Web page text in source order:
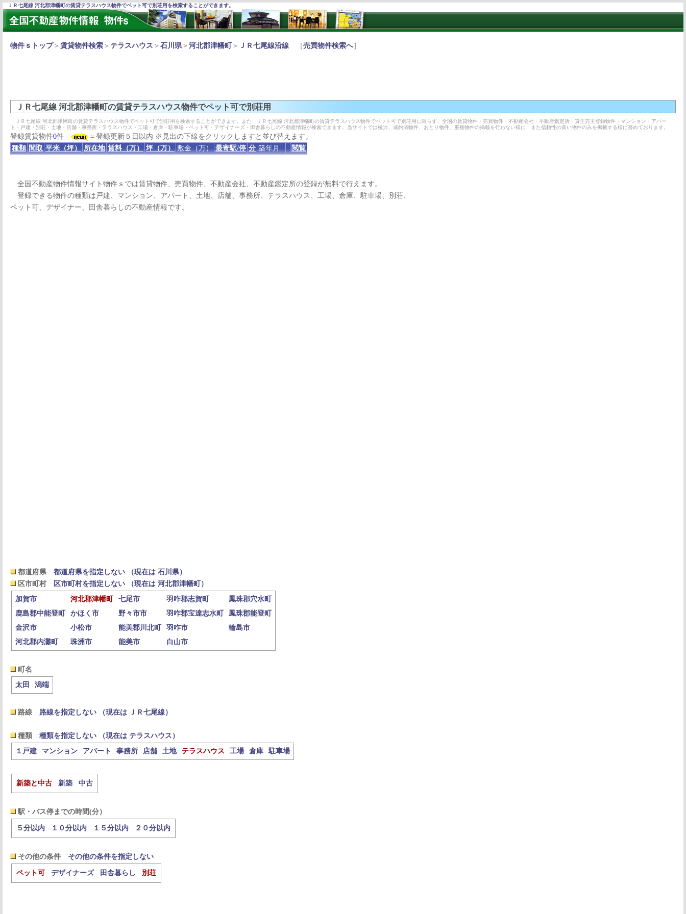
ＪＲ七尾線 河北郡津幡町の賃貸テラスハウス物件でペット可で別荘用を検索することができます。
物件ｓトップ＞ 賃貸物件検索 ＞ テラスハウス ＞ 石川県＞ 河北郡津幡町 ＞ ＪＲ七尾線沿線 ［売買物件検索へ］
ＪＲ七尾線 河北郡津幡町の賃貸テラスハウス物件でペット可で別荘用
ＪＲ七尾線 河北郡津幡町の賃貸テラスハウス物件でペット可で別荘用を検索することができます。また、ＪＲ七尾線 河北郡津幡町の賃貸テラスハウス物件でペット可で別荘用に限らず、全国の賃貸物件・売買物件・不動産会社・不動産鑑定所・貸主売主登録物件・マンション・アパー
ト・戸建・別荘・土地・店舗・事務所・テラスハウス・工場・倉庫・駐車場・ペット可・デザイナーズ・田舎暮らしの不動産情報が検索できます。当サイトでは極力、成約済物件、おとり物件、重複物件の掲載を行わない様に、また信頼性の高い物件のみを掲載する様に努めております。
登録賃貸物件0件
＝登録更新５日以内 ※見出の下線をクリックしますと並び替えます。
種類 間取 平米（坪） 所在地 賃料（万） 坪（万） 敷金（万） 最寄駅/停 分 築年月 閲覧
全国不動産物件情報サイト物件ｓでは賃貸物件、売買物件、不動産会社、不動産鑑定所の登録が無料で行えます。
登録できる物件の種類は戸建、マンション、アパート、土地、店舗、事務所、テラスハウス、工場、倉庫、駐車場、別荘、
ペット可、デザイナー、田舎暮らしの不動産情報です。
都道府県
都道府県を指定しない （現在は 石川県）
区市町村
区市町村を指定しない （現在は 河北郡津幡町）
加賀市
河北郡津幡町 七尾市 羽咋郡志賀町
鳳珠郡穴水町
鹿島郡中能登町
かほく市 野々市市 羽咋郡宝達志水町
鳳珠郡能登町
金沢市
小松市 能美郡川北町 羽咋市
輪島市
河北郡内灘町
珠洲市 能美市 白山市
町名
太田
潟端
路線 路線を指定しない （現在は ＪＲ七尾線）
種類
種類を指定しない （現在は テラスハウス）
１戸建
マンション アパート 事務所 店舗 土地 テラスハウス 工場 倉庫 駐車場
新築と中古 新築 中古
駅・バス停までの時間(分）
５分以内 １０分以内 １５分以内 ２０分以内
その他の条件 その他の条件を指定しない
ペット可 デザイナーズ 田舎暮らし 別荘